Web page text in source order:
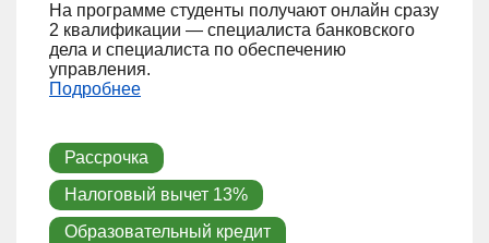
На программе студенты получают онлайн сразу
2 квалификации — специалиста банковского
дела и специалиста по обеспечению
управления.
Подробнее
Рассрочка
Налоговый вычет 13%
Образовательный кредит